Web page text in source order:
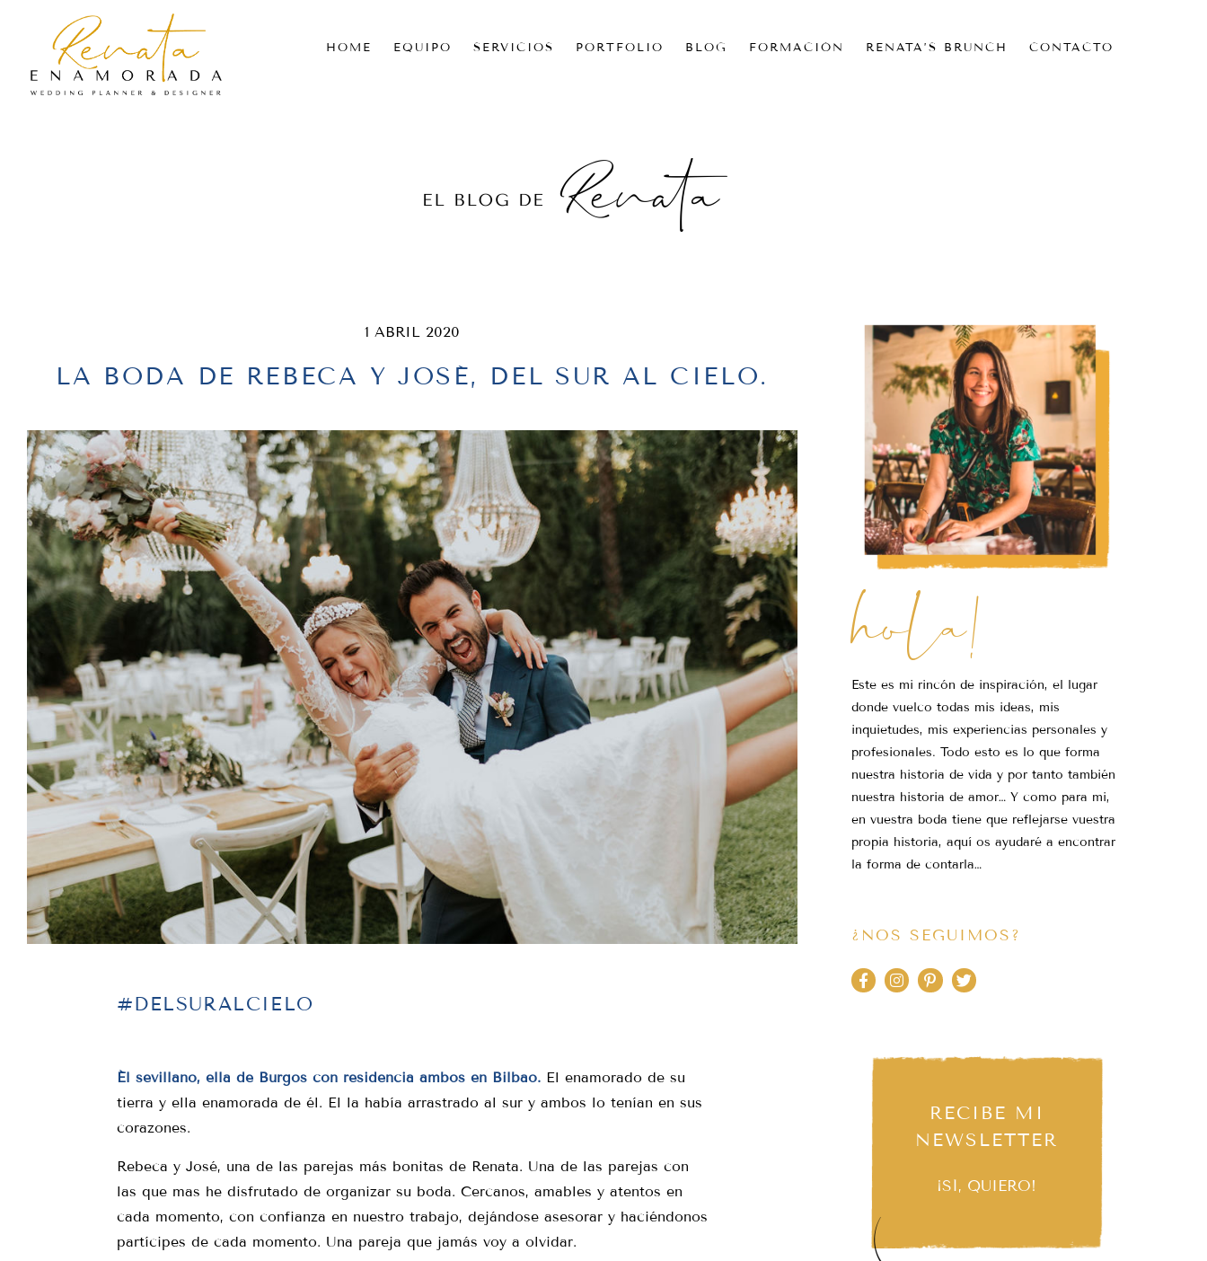
HOME EQUIPO SERVICIOS PORTFOLIO BLOG FORMACIÓN RENATA’S BRUNCH CONTACTO
1 ABRIL 2020
LA BODA DE REBECA Y JOSÉ, DEL SUR AL CIELO.
#DELSURALCIELO
Él sevillano, ella de Burgos con residencia ambos en Bilbao. El enamorado de su
tierra y ella enamorada de él. El la había arrastrado al sur y ambos lo tenían en sus
corazones.
Rebeca y José, una de las parejas más bonitas de Renata. Una de las parejas con
las que mas he disfrutado de organizar su boda. Cercanos, amables y atentos en
cada momento, con confianza en nuestro trabajo, dejándose asesorar y haciéndonos
partícipes de cada momento. Una pareja que jamás voy a olvidar.
hola!
Este es mi rincón de inspiración, el lugar
donde vuelco todas mis ideas, mis
inquietudes, mis experiencias personales y
profesionales. Todo esto es lo que forma
nuestra historia de vida y por tanto también
nuestra historia de amor… Y como para mi,
en vuestra boda tiene que reflejarse vuestra
propia historia, aquí os ayudaré a encontrar
la forma de contarla…
¿NOS SEGUIMOS?
RECIBE MI
NEWSLETTER
¡SÍ, QUIERO!